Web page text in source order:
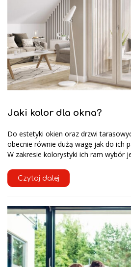
Jaki kolor dla okna?
Do estetyki okien oraz drzwi
obecnie równie dużą wagę jak do ich
W zakresie kolorystyki ich ram wybór
Czytaj dalej